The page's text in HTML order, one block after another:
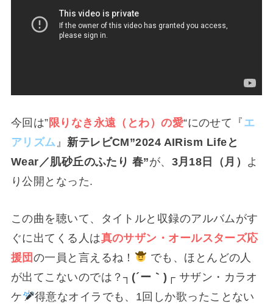
今回は” 限りなき永遠（とわ）の愛“にのせて『 エ
アリズム 』 新テレビCM”2024 AIRism Lifeと
Wear／肌砂丘のふたり 春”が、 3月18日（月） よ
り公開となった.
この曲を聴いて、タイトルと収録のアルバムがす
ぐに出てくる人は真のサザン・オールスターズ応
援団 の一員と言えるね！
でも、ほとんどの人
が出てこないのでは？┐⁠(⁠´⁠ー⁠｀⁠)⁠┌ サザン・カラオ
ケ
得意なオイラでも、1回しか歌ったことない